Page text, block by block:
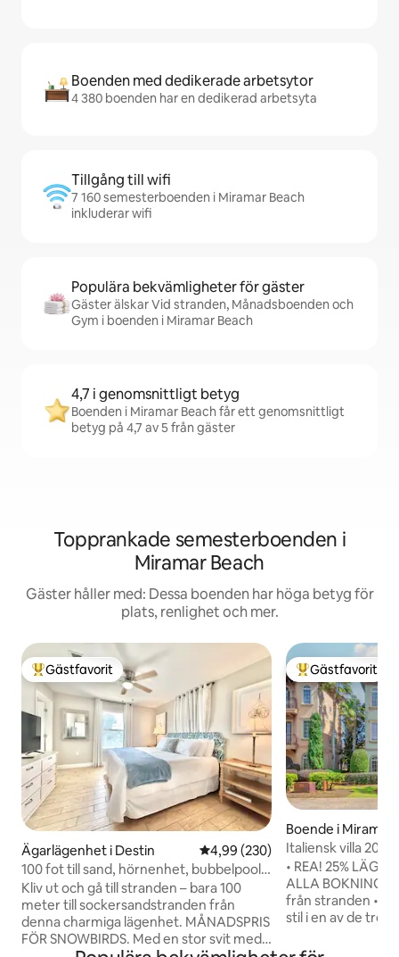
Boenden med dedikerade arbetsytor
4 380 boenden har en dedikerad arbetsyta
Tillgång till wifi
7 160 semesterboenden i Miramar Beach
inkluderar wifi
Populära bekvämligheter för gäster
Gäster älskar Vid stranden, Månadsboenden och
Gym i boenden i Miramar Beach
4,7 i genomsnittligt betyg
Boenden i Miramar Beach får ett genomsnittligt
betyg på 4,7 av 5 från gäster
Topprankade semesterboenden i
Miramar Beach
Gäster håller med: Dessa boenden har höga betyg för
plats, renlighet och mer.
Populär gästfavorit
Gästfavorit
Ägarlägenhet i Destin 4,99 av 5 i genomsnittligt
4,99 (230)
100 fot till sand, hörnenhet, bubbelpool,
utsikt över trädgården
Kliv ut och gå till stranden – bara 100
meter till sockersandstranden från
denna charmiga lägenhet. MÅNADSPRIS
FÖR SNOWBIRDS. Med en stor svit med
Populär
Gästfavorit
Boende i Miramar
Italiensk villa 200
Gratis kryssning!
• REA! 25%
ALLA
från stranden • 3
stil i en av de
Gratis